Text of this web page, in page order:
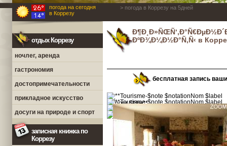
погода на сегодня
в Коррезу
> погода в Коррезу на 5дней
отдых Коррезу
ночлег, аренда
гастрономия
достопримечательности
прикладное искусство
досуги на природе и спорт
записная книжка по
Коррезу
ÐºÐ¾Ð¼Ð½Ð°Ñ‚Ñ‹ в
бесплатная запись